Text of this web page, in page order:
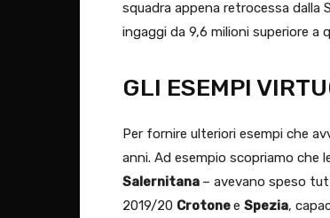
squadra appena retrocessa dalla
ingaggi da 9,6 milioni superiore a
GLI ESEMPI
Per fornire ulteriori esempi che
anni. Ad esempio scopriamo che
Salernitana – avevano speso
2019/20 Crotonee Spezia,